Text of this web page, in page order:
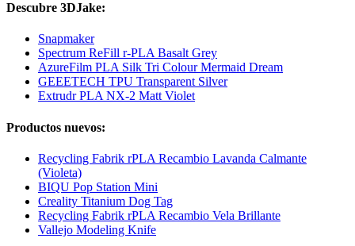
Descubre 3DJake:
Snapmaker
Spectrum ReFill r-PLA Basalt Grey
AzureFilm PLA Silk Tri Colour Mermaid Dream
GEEETECH TPU Transparent Silver
Extrudr PLA NX-2 Matt Violet
Productos nuevos:
Recycling Fabrik rPLA Recambio Lavanda Calmante
(Violeta)
BIQU Pop Station Mini
Creality Titanium Dog Tag
Recycling Fabrik rPLA Recambio Vela Brillante
Vallejo Modeling Knife